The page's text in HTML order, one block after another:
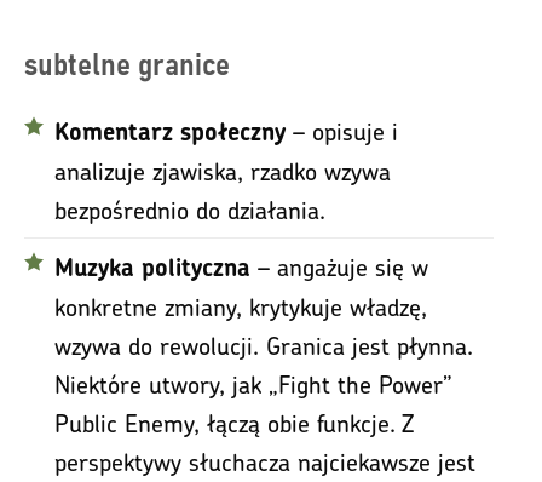
subtelne granice
Komentarz społeczny – opisuje i
analizuje zjawiska, rzadko wzywa
bezpośrednio do działania.
Muzyka polityczna – angażuje się w
konkretne zmiany, krytykuje władzę,
wzywa do rewolucji. Granica jest płynna.
Niektóre utwory, jak „Fight the Power”
Public Enemy, łączą obie funkcje. Z
perspektywy słuchacza najciekawsze jest